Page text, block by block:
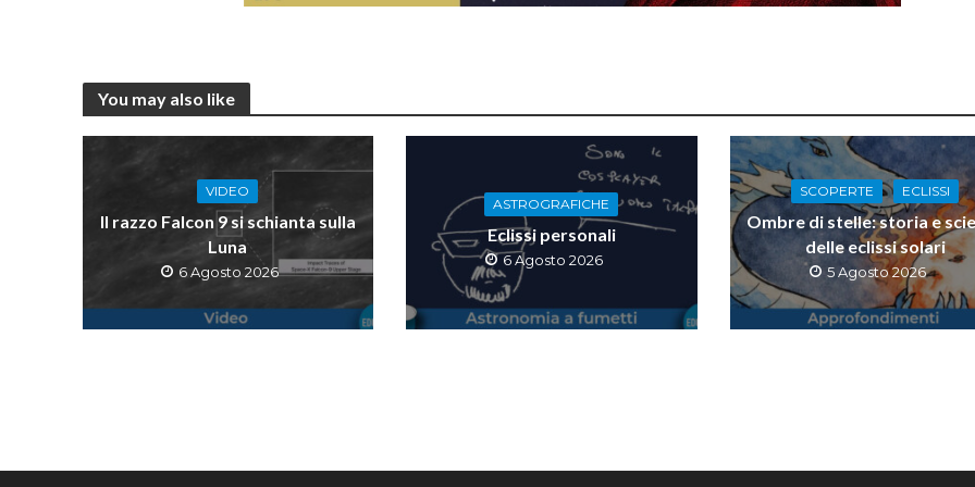
You may also like
VIDEO
Il razzo Falcon 9 si schianta sulla
Luna
6 Agosto 2026
ASTROGRAFICHE
Eclissi personali
6 Agosto 2026
SCOPERTE ECLISSI
Ombre di stelle: storia e
delle eclissi solari
5 Agosto 2026